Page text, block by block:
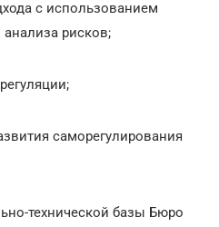
с использованием
рисков;
саморегулирования
технической базы Бюро